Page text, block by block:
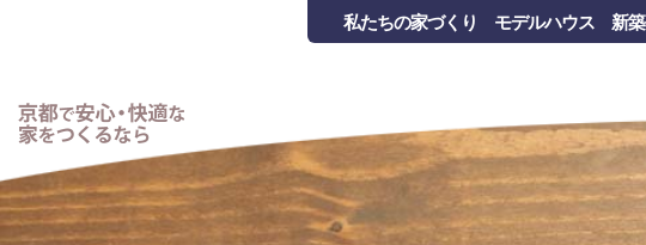
私たちの家づくり モデルハウス 新築